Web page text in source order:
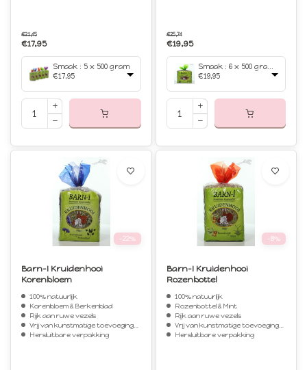
€21,45
€17,95
Smaak : 5 x 500 gram
€17,95
€25,74
€19,95
Smaak : 6 x 500 gram (extra voordelig!)
€19,95
-22%
Barn-I Kruidenhooi
Korenbloem
100% natuurlijk
Korenbloem & Berkenblad
Rijk aan ruwe vezels
Vrij van kunstmatige toevoegingen
Hersluitbare verpakking
-8%
Barn-I Kruidenhooi
Rozenbottel
100% natuurlijk
Rozenbottel & Mint
Rijk aan ruwe vezels
Vrij van kunstmatige toevoegingen
Hersluitbare verpakking